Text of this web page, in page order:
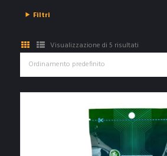
Filtri
Visualizzazione di 5 risultati